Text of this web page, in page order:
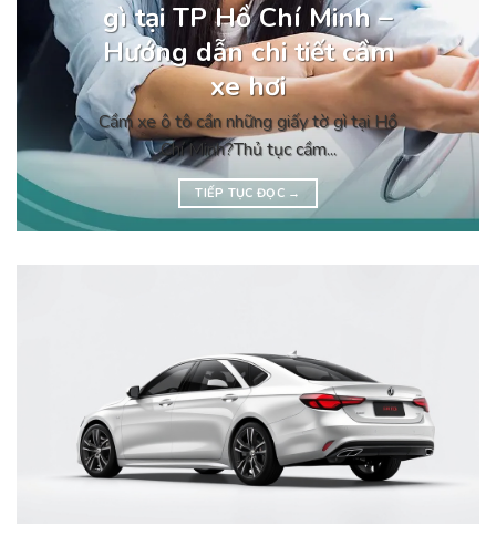
gì tại TP Hồ Chí Minh –
Hướng dẫn chi tiết cầm
xe hơi
Cầm xe ô tô cần những giấy tờ gì tại Hồ
Chí Minh?Thủ tục cầm...
TIẾP TỤC ĐỌC →